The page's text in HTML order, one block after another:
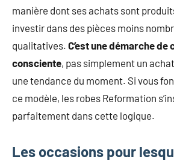
manière dont ses achats sont
investir dans des pièces moins
qualitatives. C’est une démarche
consciente, pas simplement un
une tendance du moment. Si vous
ce modèle, les robes Reformation
parfaitement dans cette logique.
Les occasions pour